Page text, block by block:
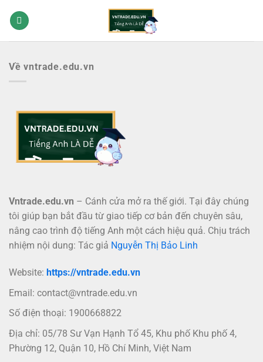
qua
Về vntrade.edu.vn
Vntrade.edu.vn – Cánh cửa mở ra thế giới. Tại đây chúng
tôi giúp bạn bắt đầu từ giao tiếp cơ bản đến chuyên sâu,
nâng cao trình độ tiếng Anh một cách hiệu quả. Chịu trách
nhiệm nội dung: Tác giả Nguyễn Thị Bảo Linh
Website: https://vntrade.edu.vn
Email: contact@vntrade.edu.vn
Số điện thoại: 1900668822
Địa chỉ: 05/78 Sư Vạn Hạnh Tổ 45, Khu phố Khu phố 4,
Phường 12, Quận 10, Hồ Chí Minh, Việt Nam